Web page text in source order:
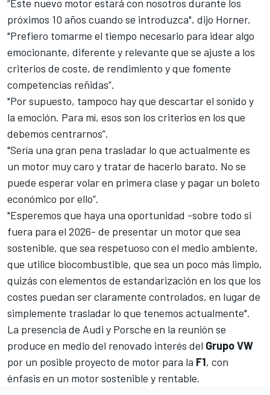
“Este nuevo motor estará con nosotros durante los
próximos 10 años cuando se introduzca", dijo Horner.
"Prefiero tomarme el tiempo necesario para idear algo
emocionante, diferente y relevante que se ajuste a los
criterios de coste, de rendimiento y que fomente
competencias reñidas”.
"Por supuesto, tampoco hay que descartar el sonido y
la emoción. Para mí, esos son los criterios en los que
debemos centrarnos”.
"Sería una gran pena trasladar lo que actualmente es
un motor muy caro y tratar de hacerlo barato. No se
puede esperar volar en primera clase y pagar un boleto
económico por ello”.
"Esperemos que haya una oportunidad -sobre todo si
fuera para el 2026- de presentar un motor que sea
sostenible, que sea respetuoso con el medio ambiente,
que utilice biocombustible, que sea un poco más limpio,
quizás con elementos de estandarización en los que los
costes puedan ser claramente controlados, en lugar de
simplemente trasladar lo que tenemos actualmente".
La presencia de Audi y Porsche en la reunión se
produce en medio del renovado interés del Grupo VW
por un posible proyecto de motor para la F1, con
énfasis en un motor sostenible y rentable.